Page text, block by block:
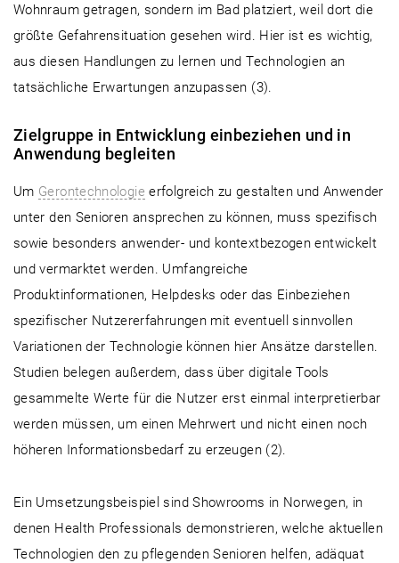
Wohnraum getragen, sondern im Bad platziert, weil dort die
größte Gefahrensituation gesehen wird. Hier ist es wichtig,
aus diesen Handlungen zu lernen und Technologien an
tatsächliche Erwartungen anzupassen (3).
Zielgruppe in Entwicklung einbeziehen und in
Anwendung begleiten
Um Gerontechnologie erfolgreich zu gestalten und Anwender
unter den Senioren ansprechen zu können, muss spezifisch
sowie besonders anwender- und kontextbezogen entwickelt
und vermarktet werden. Umfangreiche
Produktinformationen, Helpdesks oder das Einbeziehen
spezifischer Nutzererfahrungen mit eventuell sinnvollen
Variationen der Technologie können hier Ansätze darstellen.
Studien belegen außerdem, dass über digitale Tools
gesammelte Werte für die Nutzer erst einmal interpretierbar
werden müssen, um einen Mehrwert und nicht einen noch
höheren Informationsbedarf zu erzeugen (2).
Ein Umsetzungsbeispiel sind Showrooms in Norwegen, in
denen Health Professionals demonstrieren, welche aktuellen
Technologien den zu pflegenden Senioren helfen, adäquat